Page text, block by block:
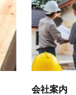
会社案内